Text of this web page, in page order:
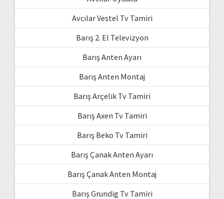
Avcılar Vestel Tv Tamiri
Barış 2. El Televizyon
Barış Anten Ayarı
Barış Anten Montaj
Barış Arçelik Tv Tamiri
Barış Axen Tv Tamiri
Barış Beko Tv Tamiri
Barış Çanak Anten Ayarı
Barış Çanak Anten Montaj
Barış Grundig Tv Tamiri